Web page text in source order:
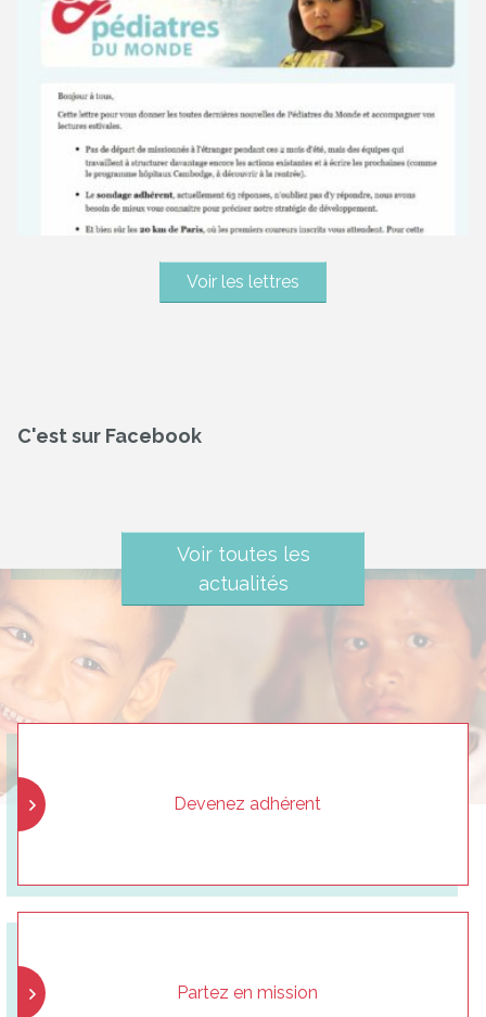
Voir les lettres
C'est sur Facebook
Voir toutes les
actualités
Devenez adhérent
Partez en mission